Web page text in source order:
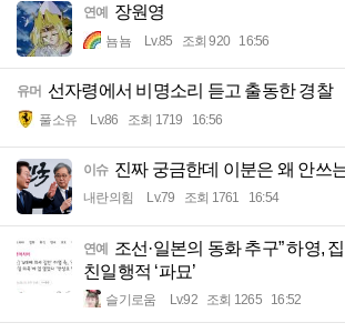
연예 장원영
뇸뇸 Lv.85 조회 920 16:56
유머 선자령에서 비명소리 듣고 출동한 경찰
풀소유 Lv.86 조회 1719 16:56
이슈 진짜 궁금한데 이분은 왜 안쓰
내란의힘 Lv.79 조회 1761 16:54
연예 조선·일본의 동화 추구” 하영,
친일행적 ‘파묘’
슬기로움 Lv.92 조회 1265 16:52